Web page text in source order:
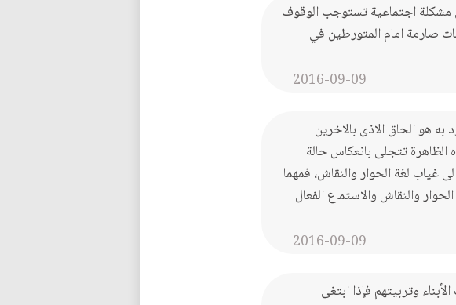
مشكلة اجتماعية تستوجب الوقوف
صارمة امام المتورطين في
2016-09-09
هو الحاق الاذى بالاخرين
الظاهرة تتجلى بانعكاس حالة
غياب لغة الحوار والنقاش، فمهما
والنقاش والاستماع الفعال
2016-09-09
وتربيتهم فإذا ابتغى